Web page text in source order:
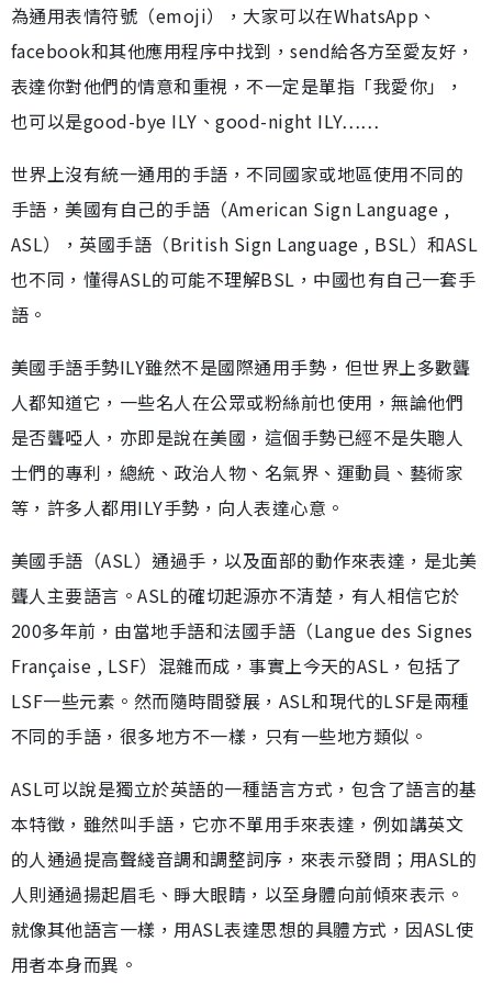
為通用表情符號（emoji），大家可以在WhatsApp、
facebook和其他應用程序中找到，send給各方至愛友好，
表達你對他們的情意和重視，不一定是單指「我愛你」，
也可以是good-bye ILY、good-night ILY……
世界上沒有統一通用的手語，不同國家或地區使用不同的
手語，美國有自己的手語（American Sign Language ,
ASL），英國手語（British Sign Language , BSL）和ASL
也不同，懂得ASL的可能不理解BSL，中國也有自己一套手
語。
美國手語手勢ILY雖然不是國際通用手勢，但世界上多數聾
人都知道它，一些名人在公眾或粉絲前也使用，無論他們
是否聾啞人，亦即是說在美國，這個手勢已經不是失聰人
士們的專利，總統、政治人物、名氣界、運動員、藝術家
等，許多人都用ILY手勢，向人表達心意。
美國手語（ASL）通過手，以及面部的動作來表達，是北美
聾人主要語言。ASL的確切起源亦不清楚，有人相信它於
200多年前，由當地手語和法國手語（Langue des Signes
Française , LSF）混雜而成，事實上今天的ASL，包括了
LSF一些元素。然而隨時間發展，ASL和現代的LSF是兩種
不同的手語，很多地方不一樣，只有一些地方類似。
ASL可以說是獨立於英語的一種語言方式，包含了語言的基
本特徵，雖然叫手語，它亦不單用手來表達，例如講英文
的人通過提高聲綫音調和調整詞序，來表示發問；用ASL的
人則通過揚起眉毛、睜大眼睛，以至身體向前傾來表示。
就像其他語言一樣，用ASL表達思想的具體方式，因ASL使
用者本身而異。